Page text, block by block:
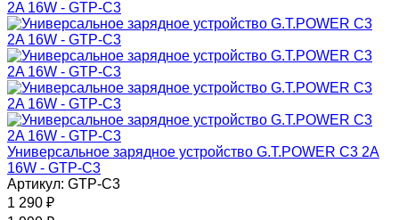
Универсальное зарядное устройство G.T.POWER C3 2A
16W - GTP-C3
Артикул: GTP-C3
1 290 ₽